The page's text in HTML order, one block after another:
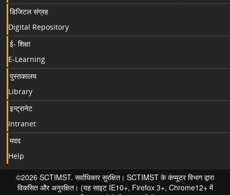
डिजिटल संग्रह
Digital Repository
ई- शिक्षा
E-Learning
पुस्तकालय
Library
इन्ट्रानेट
Intranet
मदद
Help
©2026 SCTIMST. सर्वाधिकार सुरक्षित। SCTIMST के कंप्यूटर विभाग द्वारा
विकसित और अनुरक्षित। (यह साइट IE10+, Firefox 3+, Chrome12+ में